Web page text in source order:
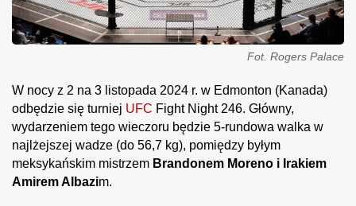
Fot. Rogers Palace
W nocy z 2 na 3 listopada 2024 r. w Edmonton (Kanada)
odbędzie się turniej UFC Fight Night 246. Główny,
wydarzeniem tego wieczoru będzie 5-rundowa walka w
najlżejszej wadze (do 56,7 kg), pomiędzy byłym
meksykańskim mistrzem Brandonem Moreno i Irakiem
Amirem Albazim.